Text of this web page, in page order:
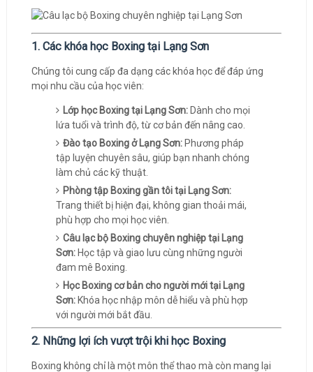
1. Các khóa học Boxing tại Lạng Sơn
Chúng tôi cung cấp đa dạng các khóa học để đáp ứng
mọi nhu cầu của học viên:
Lớp học Boxing tại Lạng Sơn:Dành cho mọi
lứa tuổi và trình độ, từ cơ bản đến nâng cao.
Đào tạo Boxing ở Lạng Sơn:Phương pháp
tập luyện chuyên sâu, giúp bạn nhanh chóng
làm chủ các kỹ thuật.
Phòng tập Boxing gần tôi tại Lạng Sơn:
Trang thiết bị hiện đại, không gian thoải mái,
phù hợp cho mọi học viên.
Câu lạc bộ Boxing chuyên nghiệp tại Lạng
Sơn:Học tập và giao lưu cùng những người
đam mê Boxing.
Học Boxing cơ bản cho người mới tại Lạng
Sơn:Khóa học nhập môn dễ hiểu và phù hợp
với người mới bắt đầu.
2. Những lợi ích vượt trội khi học Boxing
Boxing không chỉ là một môn thể thao mà còn mang lại